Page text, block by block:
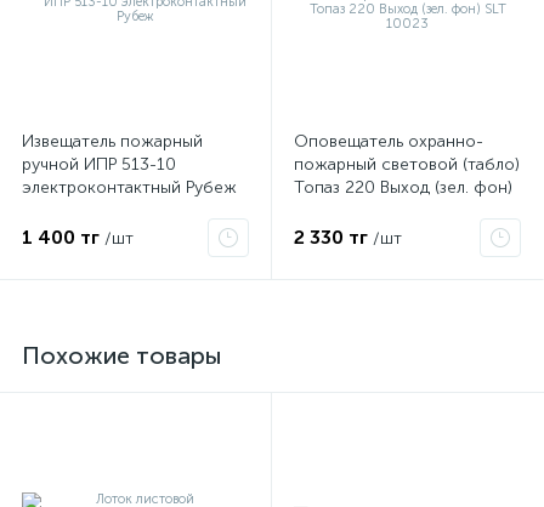
Извещатель пожарный
ручной ИПР 513-10
электроконтактный Рубеж
1 400 тг /шт
Оповещатель охранно-
пожарный световой (табло)
Топаз 220 Выход (зел. фон)
2 330 тг /шт
Похожие товары